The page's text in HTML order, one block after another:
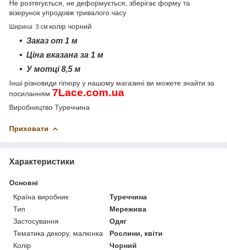
Не розтягується, не деформується, зберігає форму та
візерунок упродовж тривалого часу
Ширина 3 см колір чорний
Заказ от 1 м
Ціна вказана за 1 м
У мотці8,5 м
Інші різновиди гіпюру у нашому магазині ви можете знайти за
посиланням 7Lace.com.ua
Виробництво Туреччина
Приховати
Характеристики
Основні
Країна виробник
Туреччина
Тип
Мережива
Застосування
Одяг
Тематика декору, малюнка
Рослини, квіти
Колір
Чорний